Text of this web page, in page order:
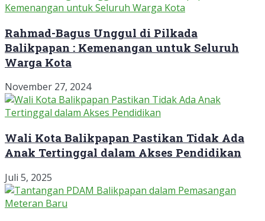
Rahmad-Bagus Unggul di Pilkada
Balikpapan : Kemenangan untuk Seluruh
Warga Kota
November 27, 2024
Wali Kota Balikpapan Pastikan Tidak Ada
Anak Tertinggal dalam Akses Pendidikan
Juli 5, 2025